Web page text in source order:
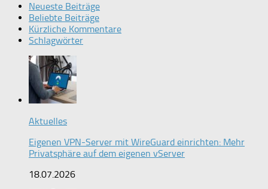
Neueste Beiträge
Beliebte Beiträge
Kürzliche Kommentare
Schlagwörter
Aktuelles
Eigenen VPN-Server mit WireGuard einrichten: Mehr
Privatsphäre auf dem eigenen vServer
18.07.2026